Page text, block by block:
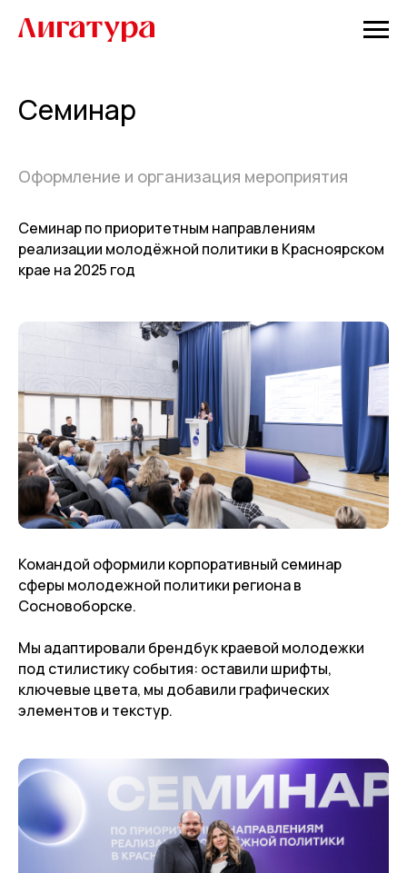
Семинар
Оформление и организация мероприятия
Семинар по приоритетным направлениям
реализации молодёжной политики в Красноярском
крае на 2025 год
Командой оформили корпоративный семинар
сферы молодежной политики региона в
Сосновоборске.
Мы адаптировали брендбук краевой молодежки
под стилистику события: оставили шрифты,
ключевые цвета, мы добавили графических
элементов и текстур.